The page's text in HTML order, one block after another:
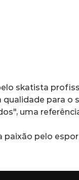
skatista
para
uma
paixão pelo